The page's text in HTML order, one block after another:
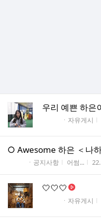
우리 예쁜 하은
게시판명
ㆍ자유게시
○ Awesome 하은 ＜나
게시판명
ㆍ공지사항 작성자
어썸... 작
🤍🤍🤍
게시판명
ㆍ자유게시